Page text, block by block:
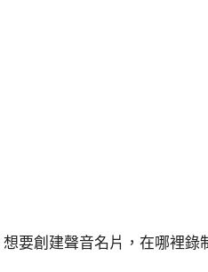
要創建聲音名片，在哪裡錄